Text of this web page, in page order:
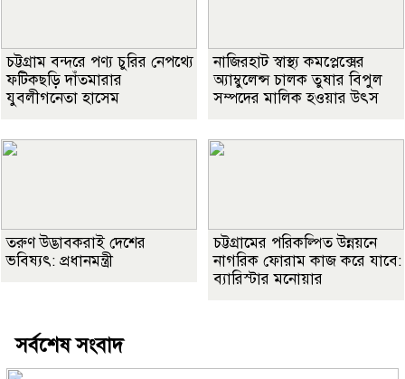
চট্টগ্রাম বন্দরে পণ্য চুরির নেপথ্যে
ফটিকছড়ি দাঁতমারার
যুবলীগনেতা হাসেম
নাজিরহাট স্বাস্থ্য কমপ্লেক্সের
অ্যাম্বুলেন্স চালক তুষার বিপুল
সম্পদের মালিক হওয়ার উৎস
তরুণ উদ্ভাবকরাই দেশের
ভবিষ্যৎ: প্রধানমন্ত্রী
চট্টগ্রামের পরিকল্পিত উন্নয়নে
নাগরিক ফোরাম কাজ করে যাবে:
ব‍্যারিস্টার মনোয়ার
সর্বশেষ সংবাদ